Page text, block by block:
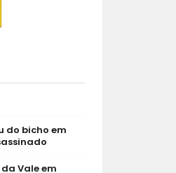
do bicho em
Vale em